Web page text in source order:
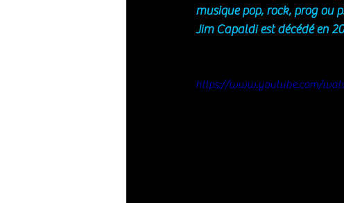
musique pop, rock, prog ou
Jim Capaldi est décédé en
https://www.youtube.com/